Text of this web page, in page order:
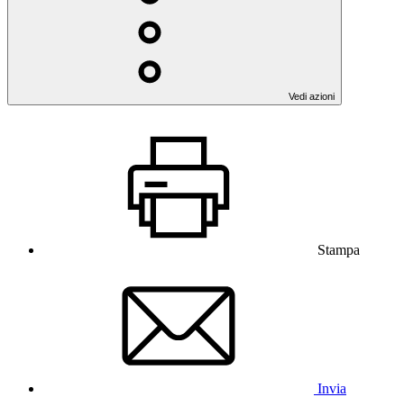
Vedi azioni
Stampa
Invia